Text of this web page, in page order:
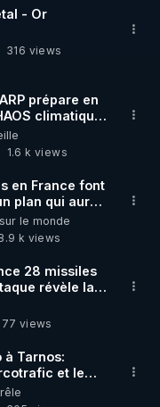
de méditation et
code
- Or
316 views
prépare en
climatique,
1.6 k views
en France font
plan qui aurait
2001
le monde
k views
28 missiles
révèle la
77 views
à Tarnos:
et le